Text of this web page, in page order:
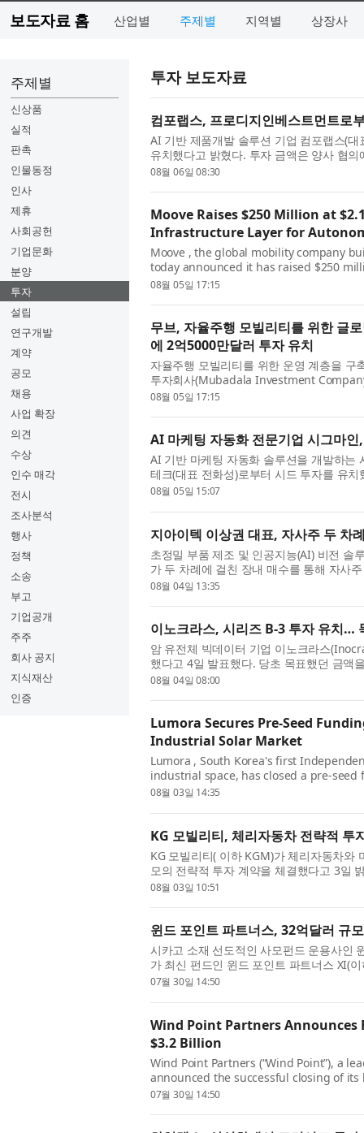
보도자료 홈 산업별 주제별 지역별 상장사
주제별
신상품
실적
판촉
인물동정
인사
제휴
사회공헌
기업문화
분양
투자
설립
연구개발
계약
공모
채용
사업 확장
의견
수상
인수 매각
전시
조사분석
행사
정책
소송
부고
기업공개
주주
회사 공지
지식재산
인증
투자 보도자료
컴포랩스, 프로디지인베스트먼트로
AI 기반 제품개발 솔루션 기업 컴포랩스(
유치했다고 밝혔다. 투자 금액은 양사 협
체 데이터 제공 솔루션 ‘사이즈랩
08월 06일 08:30
Moove Raises $250 Million at
Infrastructure Layer for
Moove , the global mobility company
today announced it has raised $250
round led by Mubadala Investment
08월 05일 17:15
무브, 자율주행 모빌리티를 위한 글
에 2억5000만달러 투자 유치
자율주행 모빌리티를 위한 운영 계층을
투자회사(Mubadala Investment
털(Woven Capital)과 아이온 퍼시픽(Ion
08월 05일 17:15
AI 마케팅 자동화 전문기업 시그마
AI 기반 마케팅 자동화 솔루션을 개발하는
테크(대표 전화성)로부터 시드 투자를 유
번 투자금을 자기진화 엔진 및 B2B SaaS 플
08월 05일 15:07
지아이텍 이상권 대표, 자사주 두 차
초정밀 부품 제조 및 인공지능(AI) 비전 솔
가 두 차례에 걸친 장내 매수를 통해 자사
상권 대표는 지난 6월 30일 자사주 6000주
08월 04일 13:35
이노크라스, 시리즈 B-3 투자 유치…
암 유전체 빅데이터 기업 이노크라스
했다고 4일 발표했다. 당초 목표했던 금액
데이터를 자체 바이오인포매틱스 기술로
08월 04일 08:00
Lumora Secures Pre-Seed
Industrial Solar Market
Lumora , South Korea's first
industrial space, has closed a pre-
Kimberly —one of the nation’s most
08월 03일 14:35
KG 모빌리티, 체리자동차 전략적 투
KG 모빌리티( 이하 KGM)가 체리자동차
모의 전략적 투자 계약을 체결했다고 3일
‘글로벌 동반성장을 위한 전략적 투자 계약
08월 03일 10:51
윈드 포인트 파트너스, 32억달러 규
시카고 소재 선도적인 사모펀드 운용사인
가 최신 펀드인 윈드 포인트 파트너스 XI(
XI는 최대 모집 한도액(hard cap)을 초과
07월 30일 14:50
Wind Point Partners Announces
$3.2 Billion
Wind Point Partners (“Wind Point”), a
announced the successful closing of its
“Fund”). Fund XI was oversubscribed
07월 30일 14:50